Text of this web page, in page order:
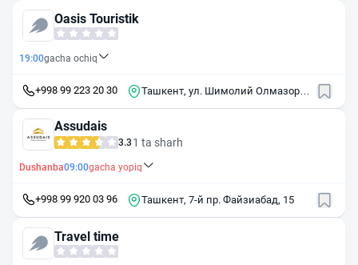
Oasis Touristik
19:00gacha ochiq
+998 99 223 20 30
Ташкент, ул. Шимолий Олмазор,
Assudais
3.3 1 ta sharh
Dushanba09:00gacha yopiq
+998 99 920 03 96 Ташкент, 7-й пр. Файзиабад, 15
Travel time